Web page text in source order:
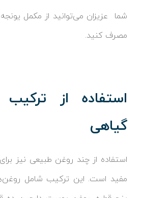
شما عزیزان می‌توانید از مکمل
مصرف کنید.
استفاده از
گیاهی
استفاده از چند روغن طبیعی نیز
مفید است. این ترکیب شامل